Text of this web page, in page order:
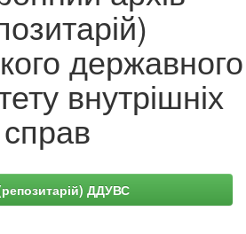
державного
внутрішніх
справ
ДДУВС